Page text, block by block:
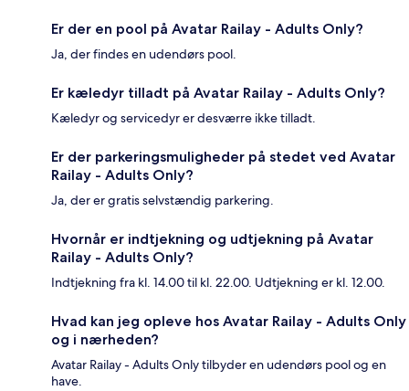
Er der en pool på Avatar Railay - Adults Only?
Ja, der findes en udendørs pool.
Er kæledyr tilladt på Avatar Railay - Adults Only?
Kæledyr og servicedyr er desværre ikke tilladt.
Er der parkeringsmuligheder på stedet ved Avatar
Railay - Adults Only?
Ja, der er gratis selvstændig parkering.
Hvornår er indtjekning og udtjekning på Avatar
Railay - Adults Only?
Indtjekning fra kl. 14.00 til kl. 22.00. Udtjekning er kl. 12.00.
Hvad kan jeg opleve hos Avatar Railay - Adults Only
og i nærheden?
Avatar Railay - Adults Only tilbyder en udendørs pool og en
have.